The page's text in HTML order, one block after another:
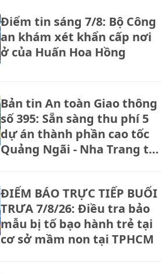
Điểm tin sáng 7/8: Bộ Công
an khám xét khẩn cấp nơi
ở của Huấn Hoa Hồng
Bản tin An toàn Giao thông
số 395: Sẵn sàng thu phí 5
dự án thành phần cao tốc
Quảng Ngãi - Nha Trang từ
ĐIỂM BÁO TRỰC TIẾP BUỔI
TRƯA 7/8/26: Điều tra bảo
mẫu bị tố bạo hành trẻ tại
cơ sở mầm non tại TPHCM